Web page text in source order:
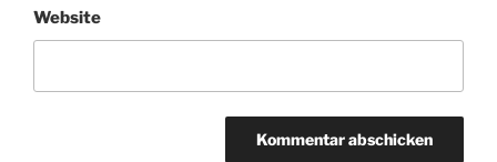
Website